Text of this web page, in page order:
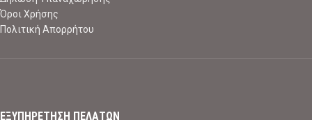
Όροι Χρήσης
Πολιτική Απορρήτου
ΕΞΥΠΗΡΕΤΗΣΗ ΠΕΛΑΤΩΝ